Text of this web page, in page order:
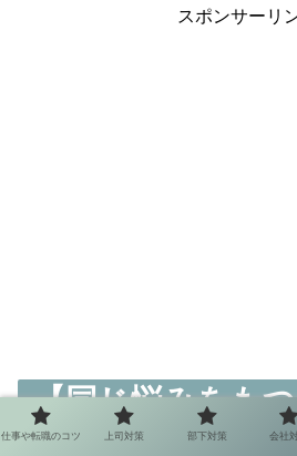
スポンサーリ
【同じ悩みをも
うにいること】
仕事や転職のコツ 上司対策 部下対策 会社